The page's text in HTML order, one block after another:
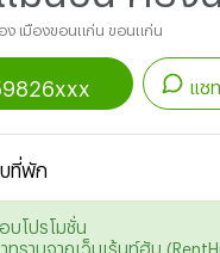
ง เมืองขอนแก่น ขอนแก่น
แช
เพื่อเริ่มแชทกับอพาร์ทเม้นท์นี้
บที่พัก
บโปรโมชั่น
ราบจากเว็บเร้นท์ฮับ